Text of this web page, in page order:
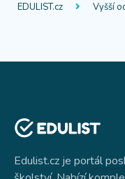
EDULIST.cz Vyšší
Edulist.cz je portál